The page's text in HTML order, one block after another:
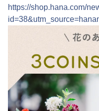
https://shop.hana.com/